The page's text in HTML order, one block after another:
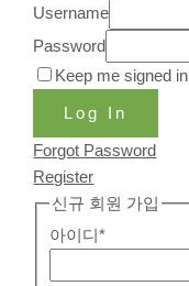
Username
Password
Keep me signed in
Log In
Forgot Password
Register
신규 회원 가입
아이디*